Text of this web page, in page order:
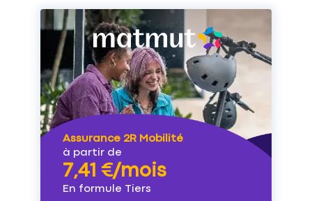
Assurance 2R Mobilité
à partir de
7,41 €/mois
En formule Tiers